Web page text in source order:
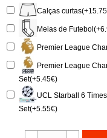
Calças
Meias de
Premier League
Premier League
Set(+5.45€)
UCL Starball 6
Set(+5.55€)